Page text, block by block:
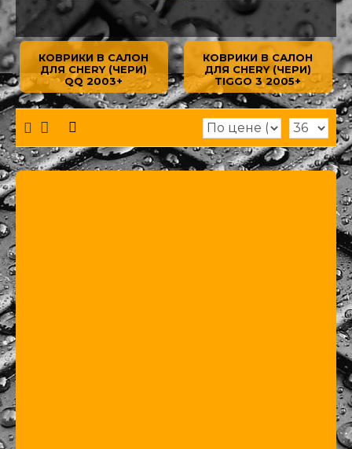
коврики Polytep CLASSIC, специально
разработанные для автомобилей Chery (Чери).
Эти коврики изготовлены из прочной резины,
обеспечивая надежную защиту пола салона
вашего Chery от пыли, грязи, воды и других
внешних факторов. Одной из уникальных
особенностей ковриков Polytep CLASSIC
является "Лапа" - специальная часть ковра,
которая закрывает зону отдыха для левой ноги
водителя. Этот дополнительный элемент
обеспечивает комфорт и защиту важной зоны
КОВРИКИ В САЛОН
ДЛЯ CHERY (ЧЕРИ)
QQ 2003+
КОВРИКИ В САЛОН
ДЛЯ CHERY (ЧЕРИ)
TIGGO 3 2005+